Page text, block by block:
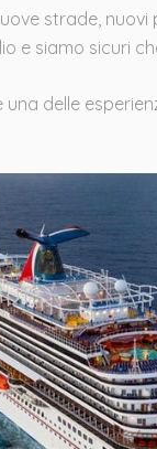
strade,
e siamo sicuri
una delle